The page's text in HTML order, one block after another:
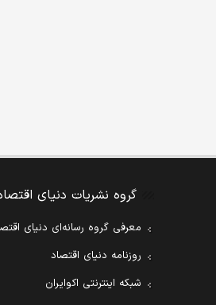
گروه نشریات دنیای
معرفی گروه رسانه‌ای دنیای
روزنامه دنیای اقتصاد
شبکه اینترنتی اکوایران